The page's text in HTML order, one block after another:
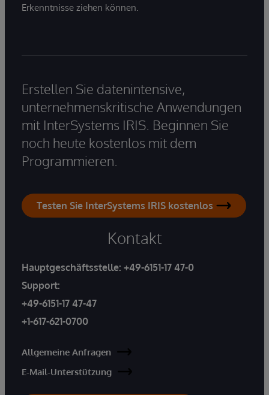
Erkenntnisse ziehen können.
Erstellen Sie datenintensive,
unternehmenskritische Anwendungen
mit InterSystems IRIS. Beginnen Sie
noch heute kostenlos mit dem
Programmieren.
Testen Sie InterSystems IRIS kostenlos
Kontakt
Hauptgeschäftsstelle: +49-6151-17 47-0
Support:
+49-6151-17 47-47
+1-617-621-0700
Allgemeine Anfragen
E-Mail-Unterstützung